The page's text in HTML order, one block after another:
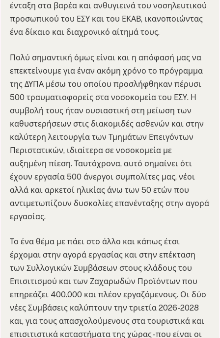
ένταξη στα βαρέα και ανθυγιεινά του νοσηλευτικού
προσωπικού του ΕΣΥ και του ΕΚΑΒ, ικανοποιώντας
ένα δίκαιο και διαχρονικό αίτημά τους.
Πολύ σημαντική όμως είναι και η απόφασή μας να
επεκτείνουμε για έναν ακόμη χρόνο το πρόγραμμα
της ΔΥΠΑ μέσω του οποίου προσλήφθηκαν πέρυσι
500 τραυματιοφορείς στα νοσοκομεία του ΕΣΥ. Η
συμβολή τους ήταν ουσιαστική στη μείωση των
καθυστερήσεων στις διακομιδές ασθενών και στην
καλύτερη λειτουργία των Τμημάτων Επειγόντων
Περιστατικών, ιδιαίτερα σε νοσοκομεία με
αυξημένη πίεση. Ταυτόχρονα, αυτό σημαίνει ότι
έχουν εργασία 500 άνεργοι συμπολίτες μας, νέοι
αλλά και αρκετοί ηλικίας άνω των 50 ετών που
αντιμετωπίζουν δυσκολίες επανένταξης στην αγορά
εργασίας.
Το ένα θέμα με πάει στο άλλο και κάπως έτσι
έρχομαι στην αγορά εργασίας και στην επέκταση
των Συλλογικών Συμβάσεων στους κλάδους του
Επισιτισμού και των Ζαχαρωδών Προϊόντων που
επηρεάζει 400.000 και πλέον εργαζόμενους. Οι δύο
νέες Συμβάσεις καλύπτουν την τριετία 2026-2028
και, για τους απασχολούμενους στα τουριστικά και
επισιτιστικά καταστήματα της χώρας -που είναι οι